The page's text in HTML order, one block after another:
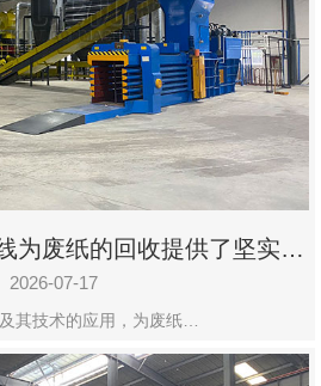
为废纸的回收提供了坚实的
保障
2026-07-17
其技术的应用，为废纸…